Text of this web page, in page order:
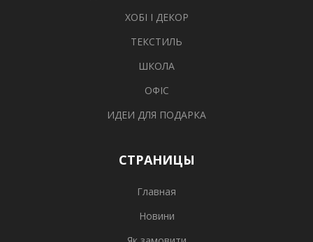
ХОБІ І ДЕКОР
ТЕКСТИЛЬ
ШКОЛА
ОФІС
ИДЕИ ДЛЯ ПОДАРКА
СТРАНИЦЫ
Главная
Новини